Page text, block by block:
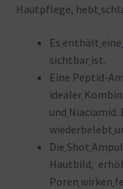
Hautpflege, hebt
Es enthält eine
sichtbar ist.
Eine Peptid-
idealer
und Niaciamid.
wiederbelebt
Die Shot
Hautbild,
Poren wirken